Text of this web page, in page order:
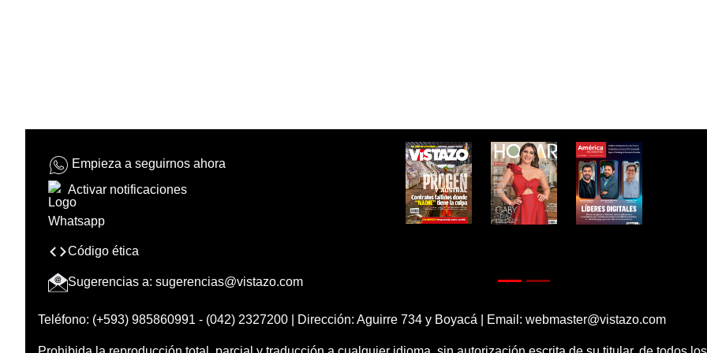
Empieza a seguirnos ahora
Activar notificaciones
Código ética
Sugerencias a: sugerencias@vistazo.com
Teléfono: (+593) 985860991 - (042) 2327200 | Dirección: Aguirre 734 y Boyacá | Email: webmaster@vistazo.com